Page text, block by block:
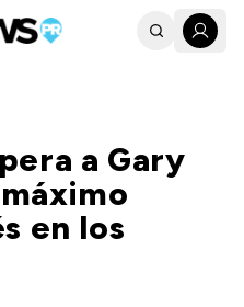
a Gary
en los